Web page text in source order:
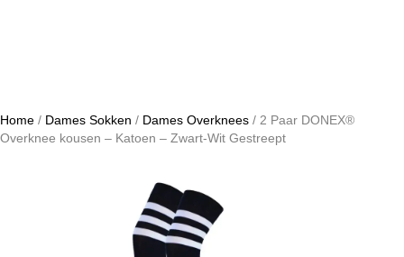
Home / Dames Sokken / Dames Overknees / 2 Paar DONEX®
Overknee kousen – Katoen – Zwart-Wit Gestreept